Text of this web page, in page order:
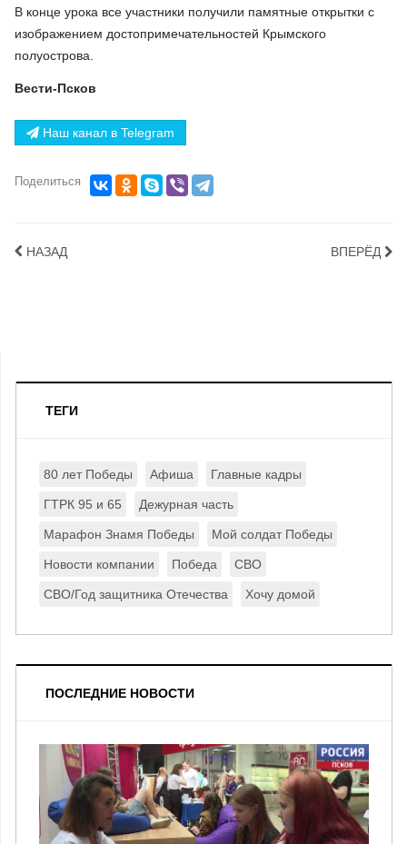
В конце урока все участники получили памятные открытки с
изображением достопримечательностей Крымского
полуострова.
Вести-Псков
Наш канал в Telegram
Поделиться
НАЗАД ВПЕРЁД
ТЕГИ
80 лет Победы Афиша Главные кадры
ГТРК 95 и 65 Дежурная часть
Марафон Знамя Победы Мой солдат Победы
Новости компании Победа СВО
СВО/Год защитника Отечества Хочу домой
ПОСЛЕДНИЕ НОВОСТИ